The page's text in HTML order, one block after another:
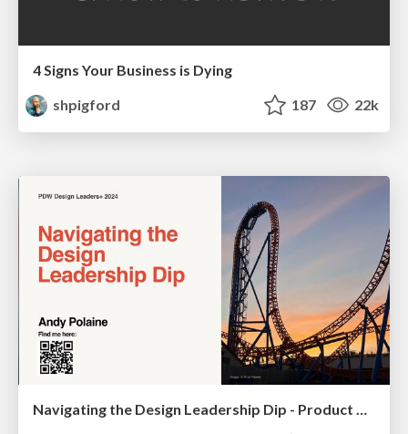
4 Signs Your Business is Dying
shpigford
187 22k
Navigating the Design Leadership Dip - Product Design Week Design Leaders+ Conference 2024